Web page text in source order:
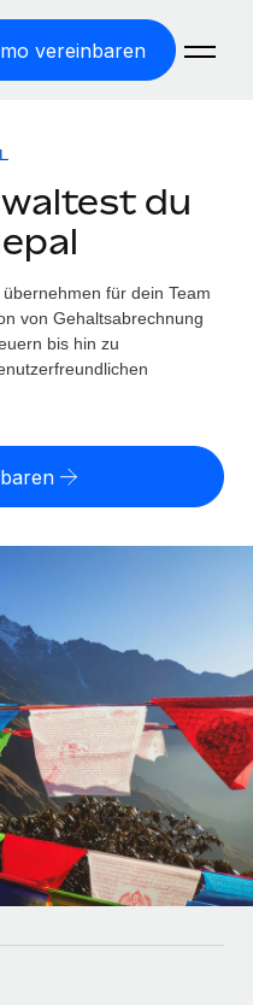
vereinbaren
für Niederlassungen
mit Freelancer:innen
von
Aufgaben
bestehende Abläufe
für dein Team
bei der Einstellung
Bundesstaaten
für wachsende
um Teams zu
Großunternehmen
berechnen
und
Freelancer:innen
du
für dein Team
von Gehaltsabrechnung
bis hin zu